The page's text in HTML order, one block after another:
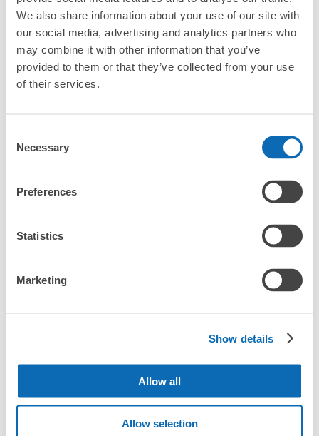
We also share information about your use of our site with
our social media, advertising and analytics partners who
may combine it with other information that you’ve
provided to them or that they’ve collected from your use
of their services.
Selection
Necessary
Preferences
Statistics
Marketing
Show details
Allow all
Allow selection
北海道・東北エリア
青森県 岩手県 宮城県 秋田県 山形県 福島県
関東エリア
茨城県栃木県群馬県
関西エリア
中国エリア
四国エリア
佐賀県 沖縄県
東京都周辺の駅・施設からさがす
東京都周辺の駅一覧